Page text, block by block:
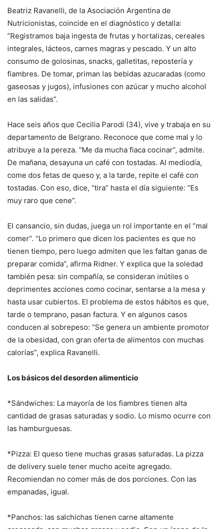
Beatriz Ravanelli, de la Asociación Argentina de
Nutricionistas, coincide en el diagnóstico y detalla:
“Registramos baja ingesta de frutas y hortalizas, cereales
integrales, lácteos, carnes magras y pescado. Y un alto
consumo de golosinas, snacks, galletitas, repostería y
fiambres. De tomar, priman las bebidas azucaradas (como
gaseosas y jugos), infusiones con azúcar y mucho alcohol
en las salidas”.
Hace seis años que Cecilia Parodi (34), vive y trabaja en su
departamento de Belgrano. Reconoce que come mal y lo
atribuye a la pereza. “Me da mucha fiaca cocinar”, admite.
De mañana, desayuna un café con tostadas. Al mediodía,
come dos fetas de queso y, a la tarde, repite el café con
tostadas. Con eso, dice, “tira” hasta el día siguiente: “Es
muy raro que cene”.
El cansancio, sin dudas, juega un rol importante en el “mal
comer”. “Lo primero que dicen los pacientes es que no
tienen tiempo, pero luego admiten que les faltan ganas de
preparar comida”, afirma Ridner. Y explica que la soledad
también pesa: sin compañía, se consideran inútiles o
deprimentes acciones como cocinar, sentarse a la mesa y
hasta usar cubiertos. El problema de estos hábitos es que,
tarde o temprano, pasan factura. Y en algunos casos
conducen al sobrepeso: “Se genera un ambiente promotor
de la obesidad, con gran oferta de alimentos con muchas
calorías”, explica Ravanelli.
Los básicos del desorden alimenticio
*Sándwiches: La mayoría de los fiambres tienen alta
cantidad de grasas saturadas y sodio. Lo mismo ocurre con
las hamburguesas.
*Pizza: El queso tiene muchas grasas saturadas. La pizza
de delivery suele tener mucho aceite agregado.
Recomiendan no comer más de dos porciones. Con las
empanadas, igual.
*Panchos: las salchichas tienen carne altamente